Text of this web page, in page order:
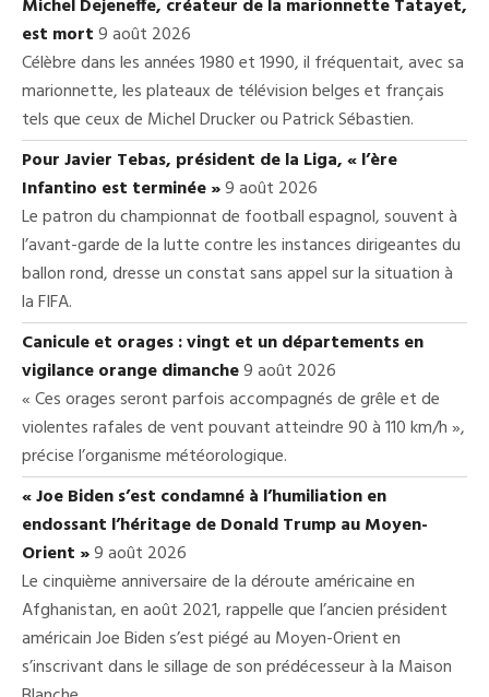
Michel Dejeneffe, créateur de la marionnette Tatayet,
est mort9 août 2026
Célèbre dans les années 1980 et 1990, il fréquentait, avec sa
marionnette, les plateaux de télévision belges et français
tels que ceux de Michel Drucker ou Patrick Sébastien.
Pour Javier Tebas, président de la Liga, « l’ère
Infantino est terminée »9 août 2026
Le patron du championnat de football espagnol, souvent à
l’avant-garde de la lutte contre les instances dirigeantes du
ballon rond, dresse un constat sans appel sur la situation à
la FIFA.
Canicule et orages : vingt et un départements en
vigilance orange dimanche9 août 2026
« Ces orages seront parfois accompagnés de grêle et de
violentes rafales de vent pouvant atteindre 90 à 110 km/h »,
précise l’organisme météorologique.
« Joe Biden s’est condamné à l’humiliation en
endossant l’héritage de Donald Trump au Moyen-
Orient »9 août 2026
Le cinquième anniversaire de la déroute américaine en
Afghanistan, en août 2021, rappelle que l’ancien président
américain Joe Biden s’est piégé au Moyen-Orient en
s’inscrivant dans le sillage de son prédécesseur à la Maison